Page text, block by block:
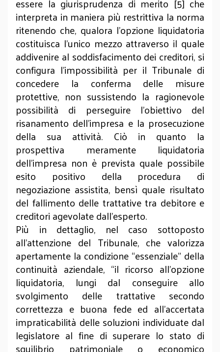
interpreta in maniera più restrittiva la norma
ritenendo che, qualora l’opzione liquidatoria
costituisca l’unico mezzo attraverso il quale
addivenire al soddisfacimento dei creditori, si
configura l'impossibilità per il Tribunale di
concedere la conferma delle misure
protettive, non sussistendo la ragionevole
possibilità di perseguire l’obiettivo del
risanamento dell’impresa e la prosecuzione
della sua attività. Ciò in quanto la
prospettiva meramente liquidatoria
dell’impresa non è prevista quale possibile
esito positivo della procedura di
negoziazione assistita, bensì quale risultato
del fallimento delle trattative tra debitore e
creditori agevolate dall’esperto.
Più in dettaglio, nel caso sottoposto
all’attenzione del Tribunale, che valorizza
apertamente la condizione “essenziale” della
continuità aziendale, “il ricorso all’opzione
liquidatoria, lungi dal conseguire allo
svolgimento delle trattative secondo
correttezza e buona fede ed all’accertata
impraticabilità delle soluzioni individuate dal
legislatore al fine di superare lo stato di